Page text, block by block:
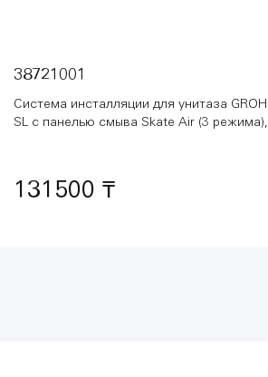
38721001
Система инсталляции для унитаза
SL с панелью смыва Skate Air (3 режима),
131500 ₸